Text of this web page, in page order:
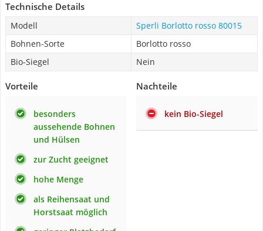
Technische Details
Modell
Sperli Borlotto rosso 80015
Bohnen-Sorte
Borlotto rosso
Bio-Siegel
Nein
Vorteile
besonders
aussehende Bohnen
und Hülsen
zur Zucht geeignet
hohe Menge
als Reihensaat und
Horstsaat möglich
Nachteile
kein Bio-Siegel